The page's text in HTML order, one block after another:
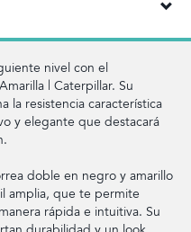
nivel con el
| Caterpillar. Su
la resistencia característica
y elegante que destacará
doble en negro y amarillo
amplia, que te permite
rápida e intuitiva. Su